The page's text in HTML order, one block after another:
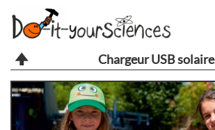
Chargeur USB solaire